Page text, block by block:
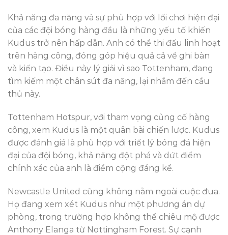
Khả năng đa năng và sự phù hợp với lối chơi hiện đại
của các đội bóng hàng đầu là những yếu tố khiến
Kudus trở nên hấp dẫn. Anh có thể thi đấu linh hoạt
trên hàng công, đóng góp hiệu quả cả về ghi bàn
và kiến tạo. Điều này lý giải vì sao Tottenham, đang
tìm kiếm một chân sút đa năng, lại nhắm đến cầu
thủ này.
Tottenham Hotspur, với tham vọng củng cố hàng
công, xem Kudus là một quân bài chiến lược. Kudus
được đánh giá là phù hợp với triết lý bóng đá hiện
đại của đội bóng, khả năng đột phá và dứt điểm
chính xác của anh là điểm cộng đáng kể.
Newcastle United cũng không nằm ngoài cuộc đua.
Họ đang xem xét Kudus như một phương án dự
phòng, trong trường hợp không thể chiêu mộ được
Anthony Elanga từ Nottingham Forest. Sự cạnh